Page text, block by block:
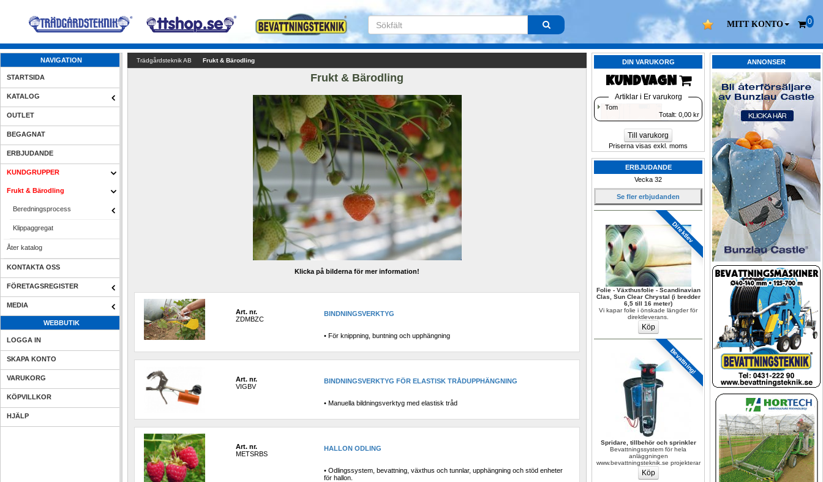
MITT KONTO 0
NAVIGATION
STARTSIDA
KATALOG
OUTLET
BEGAGNAT
ERBJUDANDE
KUNDGRUPPER
Frukt & Bärodling
Beredningsprocess
Klippaggregat
Åter katalog
KONTAKTA OSS
FÖRETAGSREGISTER
MEDIA
WEBBUTIK
LOGGA IN
SKAPA KONTO
VARUKORG
KÖPVILLKOR
HJÄLP
ANNONSER
DIN VARUKORG
KUNDVAGN
Artiklar i Er varukorg
Tom
Totalt: 0,00 kr
Till varukorg
Priserna visas exkl. moms
ERBJUDANDE
Vecka 32
Se fler erbjudanden
Direktlev
Folie - Växthusfolie - Scandinavian
Clas, Sun Clear Chrystal (i bredder
6,5 till 16 meter)
Vi kapar folie i önskade längder för
direktleverans.
Bevattning!
Spridare, tillbehör och sprinkler
Bevattningssystem för hela
anläggningen
www.bevattningsteknik.se projekterar
Trädgårdsteknik AB Frukt & Bärodling
Frukt & Bärodling
Klicka på bilderna för mer information!
Art. nr.
ZDMBZC
BINDNINGSVERKTYG
• För knippning, buntning och upphängning
Art. nr.
VIGBV
BINDNINGSVERKTYG FÖR ELASTISK TRÅDUPPHÄNGNING
• Manuella bildningsverktyg med elastisk tråd
Art. nr.
METSRBS
HALLON ODLING
• Odlingssystem, bevattning, växthus och tunnlar, upphängning och stöd enheter
för hallon.